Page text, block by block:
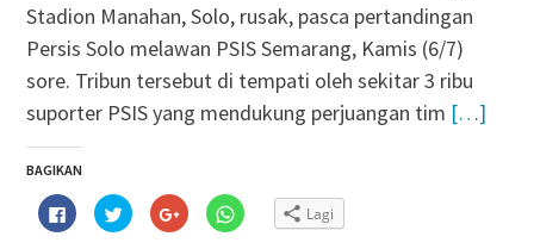
Stadion Manahan, Solo, rusak, pasca pertandingan
Persis Solo melawan PSIS Semarang, Kamis (6/7)
sore. Tribun tersebut di tempati oleh sekitar 3 ribu
suporter PSIS yang mendukung perjuangan tim […]
BAGIKAN
Klik
untuk
membagikan
Klik
untuk
berbagi
Klik
untuk
berbagi
Klik
untuk Lagi